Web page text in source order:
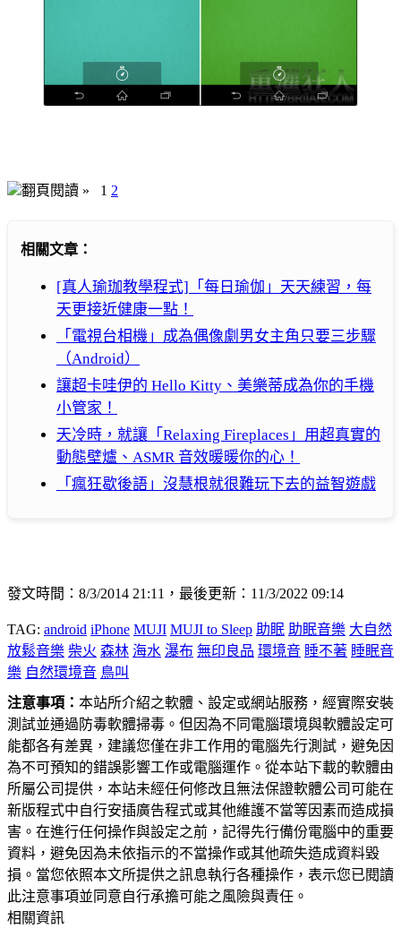
翻頁閱讀 » 1 2
相關文章：
[真人瑜珈教學程式]「每日瑜伽」天天練習，每
天更接近健康一點！
「電視台相機」成為偶像劇男女主角只要三步驟
（Android）
讓超卡哇伊的 Hello Kitty、美樂蒂成為你的手機
小管家！
天冷時，就讓「Relaxing Fireplaces」用超真實的
動態壁爐、ASMR 音效暖暖你的心！
「瘋狂歇後語」沒慧根就很難玩下去的益智遊戲
發文時間：8/3/2014 21:11，最後更新：11/3/2022 09:14
TAG: android iPhone MUJI MUJI to Sleep 助眠 助眠音樂 大自然
放鬆音樂 柴火 森林 海水 瀑布 無印良品 環境音 睡不著 睡眠音
樂 自然環境音 鳥叫
注意事項： 本站所介紹之軟體、設定或網站服務，經實際安裝
測試並通過防毒軟體掃毒。但因為不同電腦環境與軟體設定可
能都各有差異，建議您僅在非工作用的電腦先行測試，避免因
為不可預知的錯誤影響工作或電腦運作。從本站下載的軟體由
所屬公司提供，本站未經任何修改且無法保證軟體公司可能在
新版程式中自行安插廣告程式或其他維護不當等因素而造成損
害。在進行任何操作與設定之前，記得先行備份電腦中的重要
資料，避免因為未依指示的不當操作或其他疏失造成資料毀
損。當您依照本文所提供之訊息執行各種操作，表示您已閱讀
此注意事項並同意自行承擔可能之風險與責任。
相關資訊